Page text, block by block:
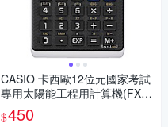
CASIO 卡西歐12位元國家考試
專用太陽能工程用計算機(FX-8
2SOLARII)
$450